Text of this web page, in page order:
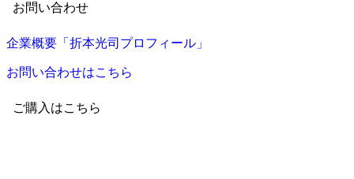
お問い合わせ
企業概要「折本光司プロフィール」
お問い合わせはこちら
ご購入はこちら